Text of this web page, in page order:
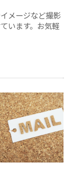
メージなど撮影
います。お気軽